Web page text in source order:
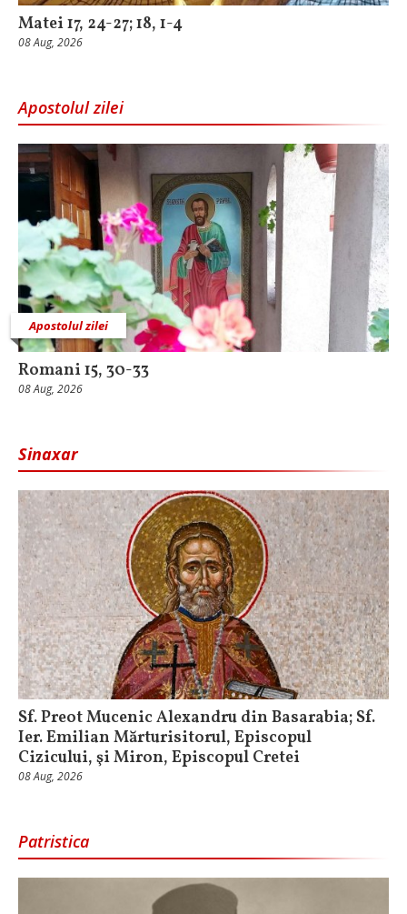
Matei 17, 24-27; 18, 1-4
08 Aug, 2026
Apostolul zilei
Apostolul zilei
Romani 15, 30-33
08 Aug, 2026
Sinaxar
Sf. Preot Mucenic Alexandru din Basarabia; Sf.
Ier. Emilian Mărturisitorul, Episcopul
Cizicului, şi Miron, Episcopul Cretei
08 Aug, 2026
Patristica